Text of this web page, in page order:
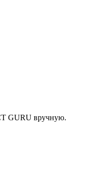
GURU вручную.